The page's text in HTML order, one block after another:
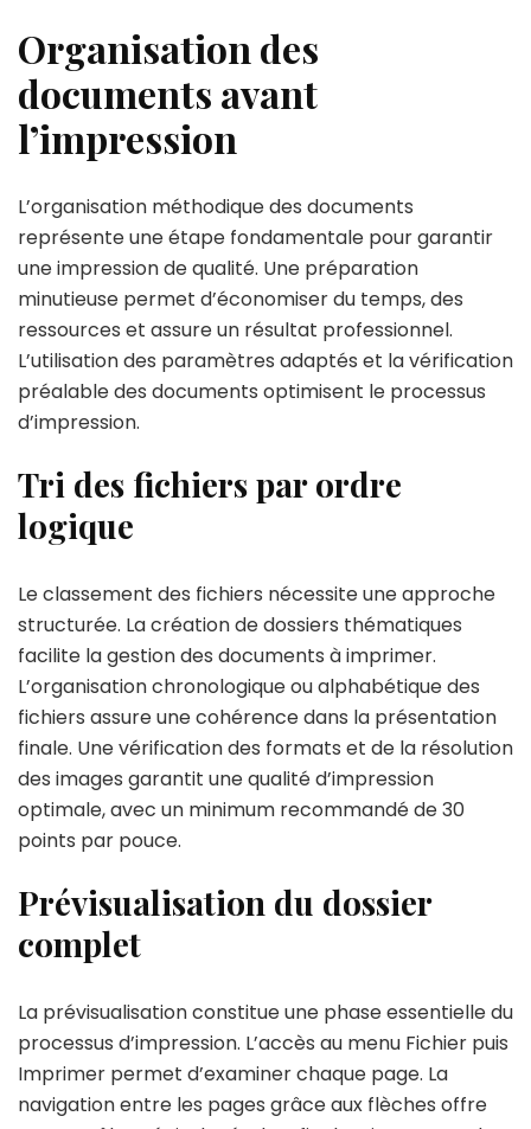
Organisation des
documents avant
l’impression
L’organisation méthodique des documents
représente une étape fondamentale pour garantir
une impression de qualité. Une préparation
minutieuse permet d’économiser du temps, des
ressources et assure un résultat professionnel.
L’utilisation des paramètres adaptés et la vérification
préalable des documents optimisent le processus
d’impression.
Tri des fichiers par ordre
logique
Le classement des fichiers nécessite une approche
structurée. La création de dossiers thématiques
facilite la gestion des documents à imprimer.
L’organisation chronologique ou alphabétique des
fichiers assure une cohérence dans la présentation
finale. Une vérification des formats et de la résolution
des images garantit une qualité d’impression
optimale, avec un minimum recommandé de 30
points par pouce.
Prévisualisation du dossier
complet
La prévisualisation constitue une phase essentielle du
processus d’impression. L’accès au menu Fichier puis
Imprimer permet d’examiner chaque page. La
navigation entre les pages grâce aux flèches offre